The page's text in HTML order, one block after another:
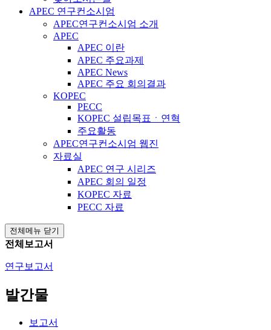
APEC 연구컨소시엄
APEC연구컨소시엄 소개
APEC
APEC 이란
APEC 주요과제
APEC News
APEC 주요 회의결과
KOPEC
PECC
KOPEC 설립목표ㆍ연혁
주요활동
APEC연구컨소시엄 웹진
자료실
APEC 연구 시리즈
APEC 회의 일정
KOPEC 자료
PECC 자료
전체메뉴 닫기
전체보고서
연구보고서
발간물
보고서